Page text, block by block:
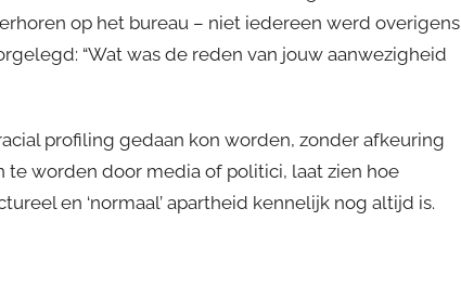
op het bureau – niet iedereen werd overigens
“Wat was de reden van jouw aanwezigheid
profiling gedaan kon worden, zonder afkeuring
worden door media of politici, laat zien hoe
en ‘normaal’ apartheid kennelijk nog altijd is.